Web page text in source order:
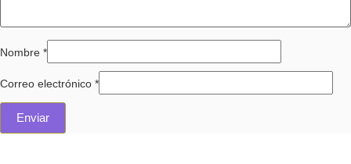
Nombre *
Correo electrónico *